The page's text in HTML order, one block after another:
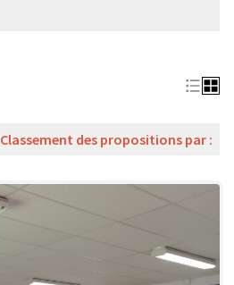
Classement des propositions par :